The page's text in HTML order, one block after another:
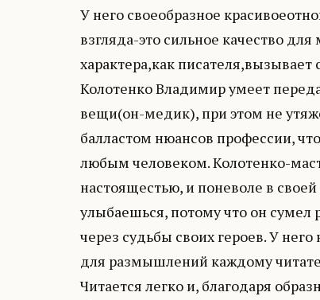
У него своеобразное
взгляда-это сильное качество
характера,как писателя,вызывает
Колотенко Владимир умеет
вещи(он-медик), при этом не
балластом нюансов профессии,
любым человеком. Колотенко-
настоящестью, и поневоле в
улыбаешься, потому что он сумел
через судьбы своих героев. У
для размышлений каждому
Читается легко и, благодаря